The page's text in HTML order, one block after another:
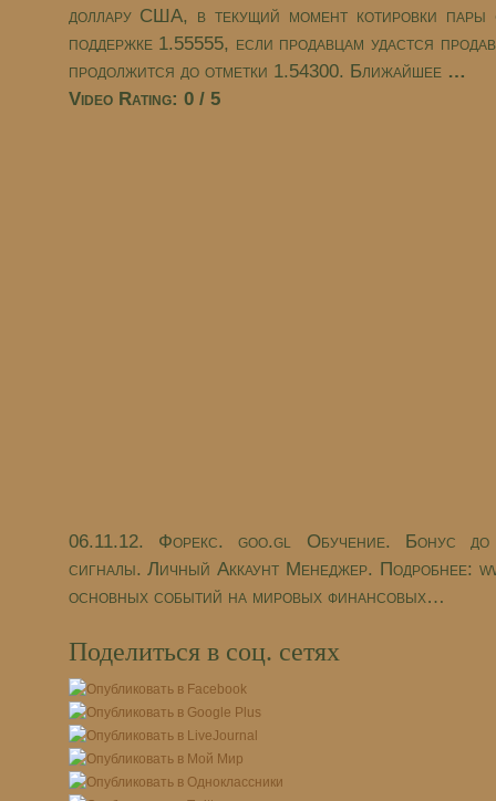
доллару США, в текущий момент котировки пары
поддержке 1.55555, если продавцам удастся
продолжится до отметки 1.54300. Ближайшее …
Video Rating: 0 / 5
06.11.12. Форекс. goo.gl Обучение. Бонус
сигналы. Личный Аккаунт Менеджер. Подробнее:
основных событий на мировых финансовых…
Поделиться в соц. сетях